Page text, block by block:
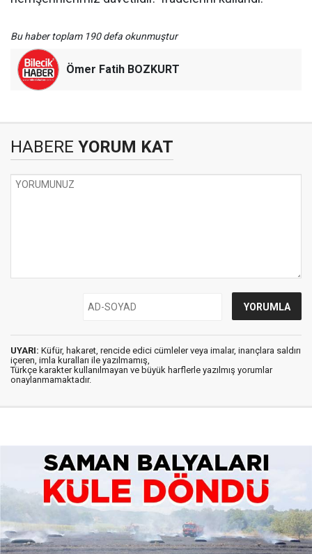
Bu haber toplam 190 defa okunmuştur
Ömer Fatih BOZKURT
HABERE YORUM KAT
UYARI: Küfür, hakaret, rencide edici cümleler veya imalar, inançlara saldırı
içeren, imla kuralları ile yazılmamış,
Türkçe karakter kullanılmayan ve büyük harflerle yazılmış yorumlar
onaylanmamaktadır.